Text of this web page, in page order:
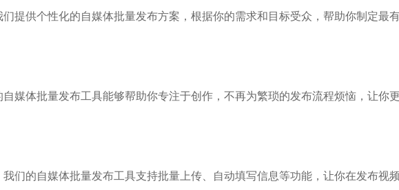
提供个性化的自媒体批量发布方案，根据你的需求和目标受众，帮助你制定最
媒体批量发布工具能够帮助你专注于创作，不再为繁琐的发布流程烦恼，让你
们的自媒体批量发布工具支持批量上传、自动填写信息等功能，让你在发布视